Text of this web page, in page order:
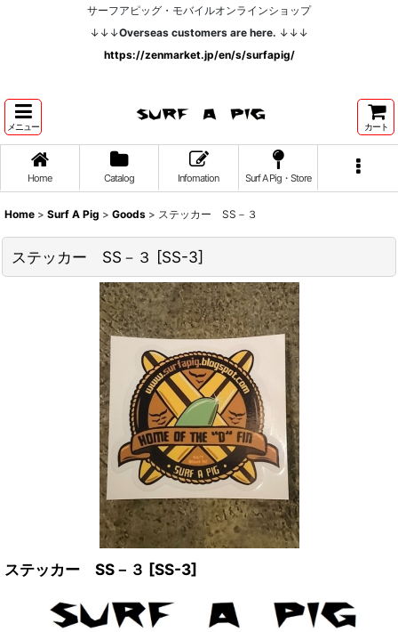
サーフアピッグ・モバイルオンラインショップ
↓↓↓Overseas customers are here. ↓↓↓
https://zenmarket.jp/en/s/surfapig/
メニュー カート
Home Catalog Infomation Surf A Pig・Store
Home > Surf A Pig > Goods > ステッカー SS－３
ステッカー SS－３ [SS-3]
ステッカー SS－３ [SS-3]